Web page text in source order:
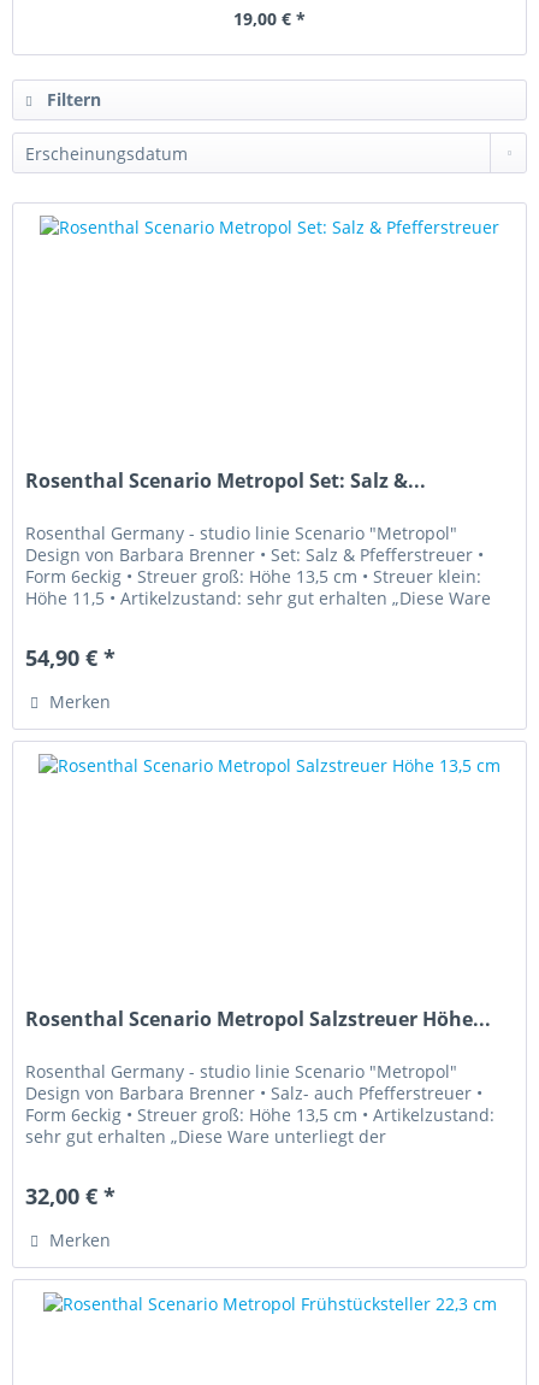
19,00 € *
Filtern
Rosenthal Scenario Metropol Set: Salz &...
Rosenthal Germany - studio linie Scenario "Metropol"
Design von Barbara Brenner • Set: Salz & Pfefferstreuer •
Form 6eckig • Streuer groß: Höhe 13,5 cm • Streuer klein:
Höhe 11,5 • Artikelzustand: sehr gut erhalten „Diese Ware
54,90 € *
Merken
Rosenthal Scenario Metropol Salzstreuer Höhe...
Rosenthal Germany - studio linie Scenario "Metropol"
Design von Barbara Brenner • Salz- auch Pfefferstreuer •
Form 6eckig • Streuer groß: Höhe 13,5 cm • Artikelzustand:
sehr gut erhalten „Diese Ware unterliegt der
32,00 € *
Merken